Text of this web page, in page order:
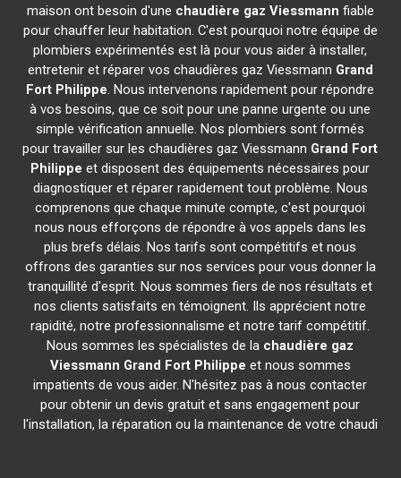
maison ont besoin d'une chaudière gaz Viessmann fiable
pour chauffer leur habitation. C'est pourquoi notre équipe de
plombiers expérimentés est là pour vous aider à installer,
entretenir et réparer vos chaudières gaz Viessmann Grand
Fort Philippe. Nous intervenons rapidement pour répondre
à vos besoins, que ce soit pour une panne urgente ou une
simple vérification annuelle. Nos plombiers sont formés
pour travailler sur les chaudières gaz Viessmann Grand Fort
Philippe et disposent des équipements nécessaires pour
diagnostiquer et réparer rapidement tout problème. Nous
comprenons que chaque minute compte, c'est pourquoi
nous nous efforçons de répondre à vos appels dans les
plus brefs délais. Nos tarifs sont compétitifs et nous
offrons des garanties sur nos services pour vous donner la
tranquillité d'esprit. Nous sommes fiers de nos résultats et
nos clients satisfaits en témoignent. Ils apprécient notre
rapidité, notre professionnalisme et notre tarif compétitif.
Nous sommes les spécialistes de la chaudière gaz
Viessmann Grand Fort Philippe et nous sommes
impatients de vous aider. N'hésitez pas à nous contacter
pour obtenir un devis gratuit et sans engagement pour
l'installation, la réparation ou la maintenance de votre chaudi